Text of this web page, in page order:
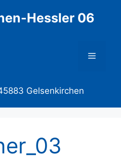
Hessler 06
Menü
Gelsenkirchen